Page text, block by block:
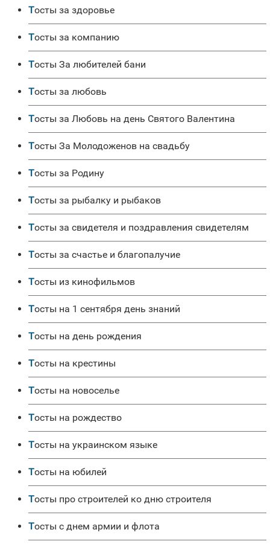
Тосты за здоровье
Тосты за компанию
Тосты За любителей бани
Тосты за любовь
Тосты за Любовь на день Святого Валентина
Тосты За Молодоженов на свадьбу
Тосты за Родину
Тосты за рыбалку и рыбаков
Тосты за свидетеля и поздравления свидетелям
Тосты за счастье и благопалучие
Тосты из кинофильмов
Тосты на 1 сентября день знаний
Тосты на день рождения
Тосты на крестины
Тосты на новоселье
Тосты на рождество
Тосты на украинском языке
Тосты на юбилей
Тосты про строителей ко дню строителя
Тосты с днем армии и флота